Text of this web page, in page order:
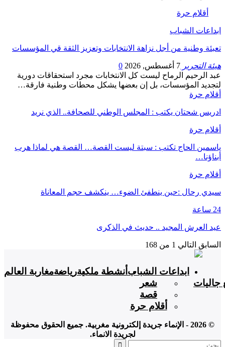
أقلام حرة
ابداعات الشباب
تعبئة وطنية من أجل نزاهة الانتخابات وتعزيز الثقة قي المؤسسات
هيئة التحرير 7 أغسطس, 2026
0
عبد الرحيم الرماح ليست كل الانتخابات مجرد استحقاقات دورية
لتجديد المؤسسات، بل إن بعضها يشكل محطات وطنية فارقة…
أقلام حرة
ادريس شحتان يكتب : المجلس الوطني للصحافة.. الذي نريد
أقلام حرة
ياسمين الحاج تكتب : سبتة ليست القصة… القصة هي لماذا هرب
أبناؤنا…
أقلام حرة
سيدي رحال :حين ينطفئ الضوء… ينكشف حجم المعاناة
24 ساعة
عيد العرش المجيد .. حديث في الذكرى
السابق التالي 1 من 168
جاليات
ابداعات الشباب
شعر
قصة
أقلام حرة
أنشطة ملكيةرياضةمغاربة العالم
© 2026 - الإنماء جريدة إلكترونية مغربية. جميع الحقوق محفوظة
لجريدة الانماء.